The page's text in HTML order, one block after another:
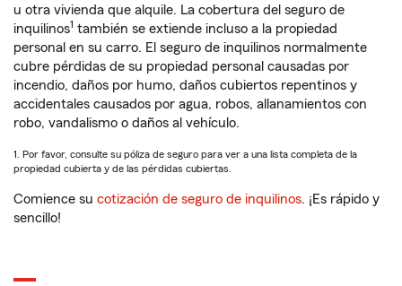
u otra vivienda que alquile. La cobertura del seguro de
inquilinos1 también se extiende incluso a la propiedad
personal en su carro. El seguro de inquilinos normalmente
cubre pérdidas de su propiedad personal causadas por
incendio, daños por humo, daños cubiertos repentinos y
accidentales causados por agua, robos, allanamientos con
robo, vandalismo o daños al vehículo.
1. Por favor, consulte su póliza de seguro para ver a una lista completa de la
propiedad cubierta y de las pérdidas cubiertas.
Comience su cotización de seguro de inquilinos. ¡Es rápido y
sencillo!